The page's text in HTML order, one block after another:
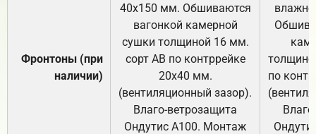
Фронтоны (при
наличии)
40х150 мм. Обшиваются
вагонкой камерной
сушки толщиной 16 мм.
сорт АВ по контррейке
20х40 мм.
(вентиляционный зазор).
Влаго-ветрозащита
Ондутис А100. Монтаж
по